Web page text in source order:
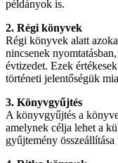
példányok is.
2. Régi könyvek
Régi könyvek alatt
nincsenek
évtizedet. Ezek
történeti jelentőségük
3. Könyvgyűjtés
A könyvgyűjtés a
amelynek célja lehet a
gyűjtemény